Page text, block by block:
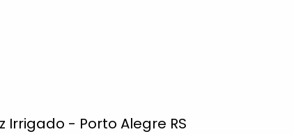
Irrigado - Porto Alegre RS